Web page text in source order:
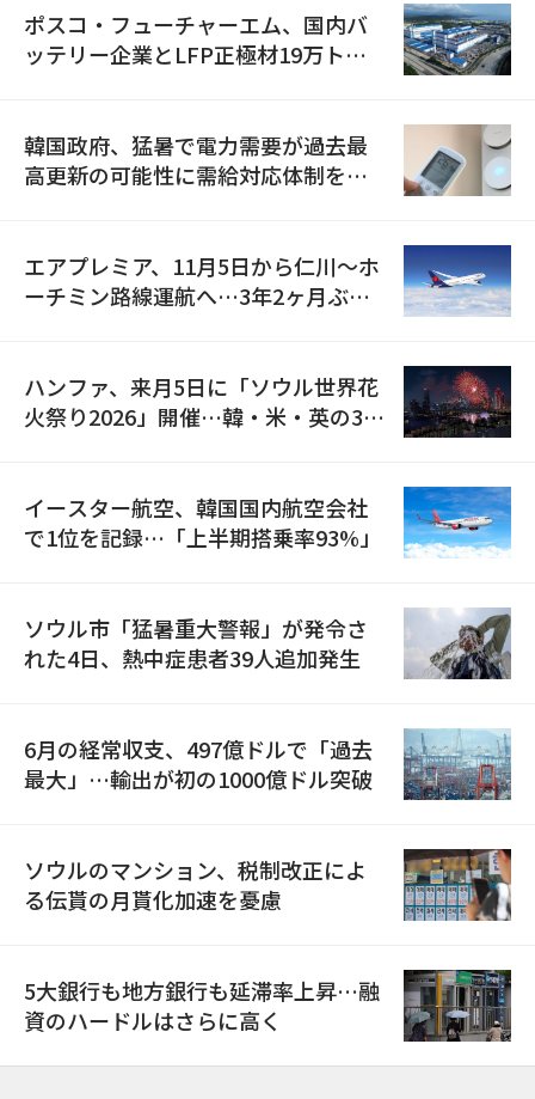
ポスコ・フューチャーエム、国内バ
ッテリー企業とLFP正極材19万トン
韓国政府、猛暑で電力需要が過去最
高更新の可能性に需給対応体制を点
エアプレミア、11月5日から仁川〜ホ
ーチミン路線運航へ…3年2ヶ月ぶり
ハンファ、来月5日に「ソウル世界花
火祭り2026」開催…韓・米・英の3カ
イースター航空、韓国国内航空会社
で1位を記録…「上半期搭乗率93%」
ソウル市「猛暑重大警報」が発令さ
れた4日、熱中症患者39人追加発生
6月の経常収支、497億ドルで「過去
最大」…輸出が初の1000億ドル突破
ソウルのマンション、税制改正によ
る伝貰の月貰化加速を憂慮
5大銀行も地方銀行も延滞率上昇…融
資のハードルはさらに高く